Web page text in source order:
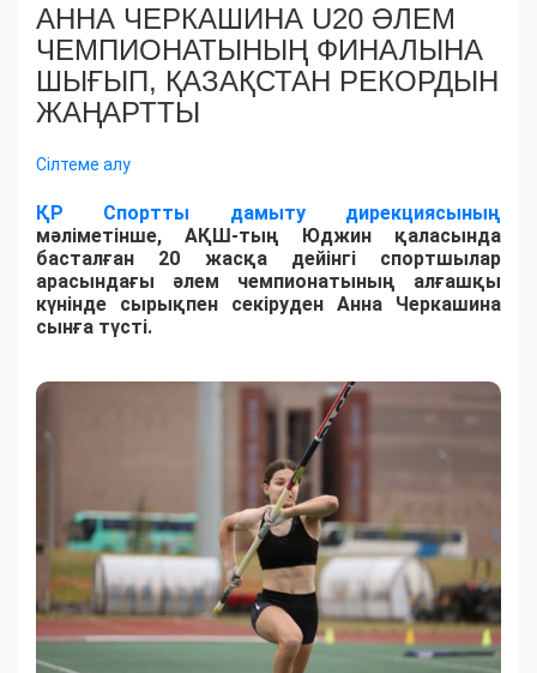
АННА ЧЕРКАШИНА U20 ӘЛЕМ
ЧЕМПИОНАТЫНЫҢ ФИНАЛЫНА
ШЫҒЫП, ҚАЗАҚСТАН РЕКОРДЫН
ЖАҢАРТТЫ
Сілтеме алу
ҚР Спортты дамыту дирекциясының
мәліметінше, АҚШ-тың Юджин қаласында
басталған 20 жасқа дейінгі спортшылар
арасындағы әлем чемпионатының алғашқы
күнінде сырықпен секіруден Анна Черкашина
сынға түсті.